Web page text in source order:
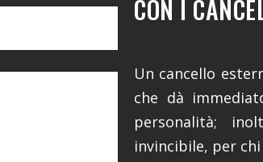
CON I
Un cancello
che dà
personalità;
invincibile, per